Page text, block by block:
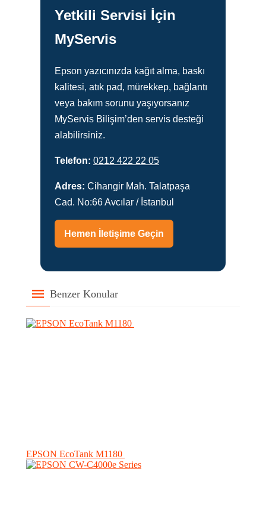
Yetkili Servisi İçin
MyServis
Epson yazıcınızda kağıt alma, baskı
kalitesi, atık pad, mürekkep, bağlantı
veya bakım sorunu yaşıyorsanız
MyServis Bilişim’den servis desteği
alabilirsiniz.
Telefon: 0212 422 22 05
Adres: Cihangir Mah. Talatpaşa
Cad. No:66 Avcılar / İstanbul
Hemen İletişime Geçin
Benzer Konular
EPSON EcoTank M1180